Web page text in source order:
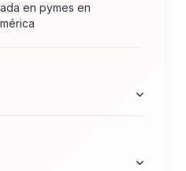
en pymes en